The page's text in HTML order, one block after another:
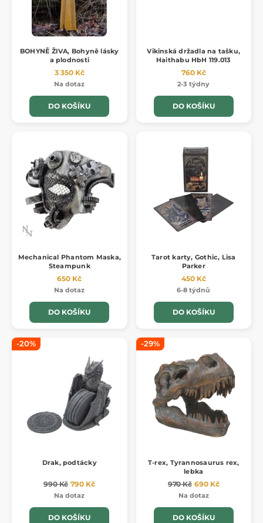
BOHYNĚ ŽIVA, Bohyně lásky
a plodnosti
3 350 Kč
Na dotaz
DO KOŠÍKU
Vikinská držadla na tašku,
Haithabu HbH 119.013
760 Kč
2-3 týdny
DO KOŠÍKU
Mechanical Phantom Maska,
Steampunk
650 Kč
Na dotaz
DO KOŠÍKU
Tarot karty, Gothic, Lisa
Parker
450 Kč
6-8 týdnů
DO KOŠÍKU
-20%
Drak, podtácky
990 Kč 790 Kč
Na dotaz
DO KOŠÍKU
-29%
T-rex, Tyrannosaurus rex,
lebka
970 Kč 690 Kč
Na dotaz
DO KOŠÍKU